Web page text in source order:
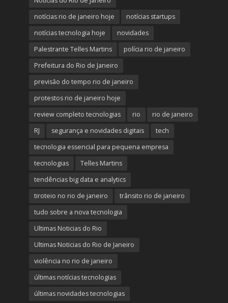
notícias rio de janeiro hoje
notícias startups
notícias tecnologia hoje
novidades
Palestrante Telles Martins
polícia rio de janeiro
Prefeitura do Rio de Janeiro
previsão do tempo rio de janeiro
protestos rio de janeiro hoje
review completo tecnologias
rio
rio de janeiro
RJ
segurança e novidades digitais
tech
tecnologia essencial para pequena empresa
tecnologias
Telles Martins
tendências big data e analytics
tiroteio no rio de janeiro
trânsito rio de janeiro
tudo sobre a nova tecnologia
Ultimas Noticias do Rio
Ultimas Noticias do Rio de Janeiro
violência no rio de janeiro
últimas notícias tecnologias
últimas novidades tecnologias